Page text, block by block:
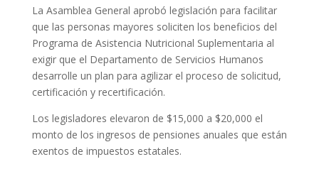
La Asamblea General aprobó legislación para facilitar
que las personas mayores soliciten los beneficios del
Programa de Asistencia Nutricional Suplementaria al
exigir que el Departamento de Servicios Humanos
desarrolle un plan para agilizar el proceso de solicitud,
certificación y recertificación.
Los legisladores elevaron de $15,000 a $20,000 el
monto de los ingresos de pensiones anuales que están
exentos de impuestos estatales.